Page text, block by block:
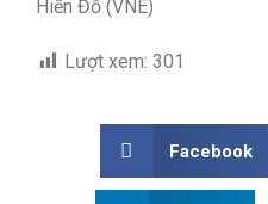
Hiền Đỗ (VNE)
Lượt xem: 301
Facebook